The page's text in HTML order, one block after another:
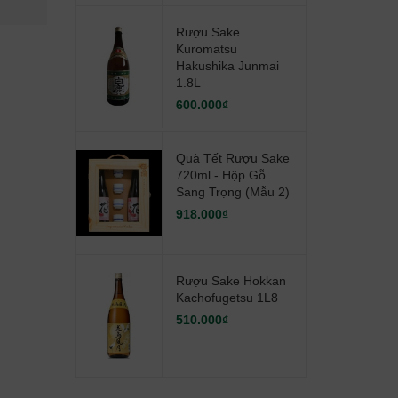
Rượu Sake
Kuromatsu
Hakushika Junmai
1.8L
600.000₫
Quà Tết Rượu Sake
720ml - Hộp Gỗ
Sang Trọng (mẫu 2)
918.000₫
Rượu Sake Hokkan
Kachofugetsu 1L8
510.000₫